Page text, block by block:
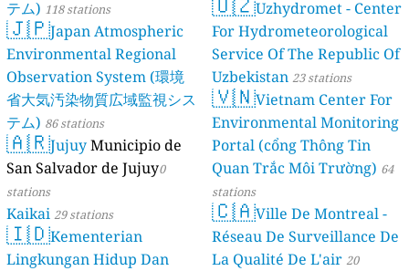
テム) 118 stations
🇯🇵Japan Atmospheric
Environmental Regional
Observation System (環境
省大気汚染物質広域監視シス
テム) 86 stations
🇦🇷Jujuy Municipio de
San Salvador de Jujuy0
stations
Kaikai 29 stations
🇮🇩Kementerian
Lingkungan Hidup Dan
Uzhydromet - Center
For Hydrometeorological
Service Of The Republic Of
Uzbekistan 23 stations
🇻🇳Vietnam Center For
Environmental Monitoring
Portal (cổng Thông Tin
Quan Trắc Môi Trường) 64
stations
🇨🇦Ville De Montreal -
Réseau De Surveillance De
La Qualité De L'air 20